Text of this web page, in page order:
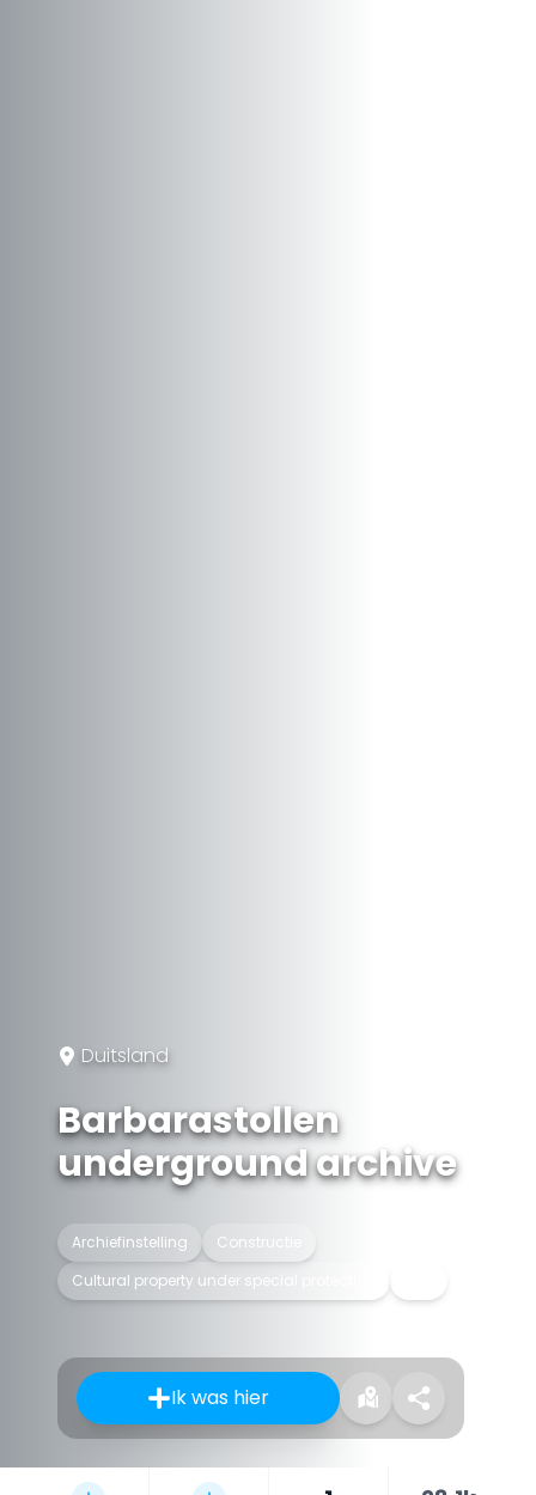
Duitsland
Barbarastollen
underground archive
Archiefinstelling
Constructie
Cultural property under special protection
Ik was hier